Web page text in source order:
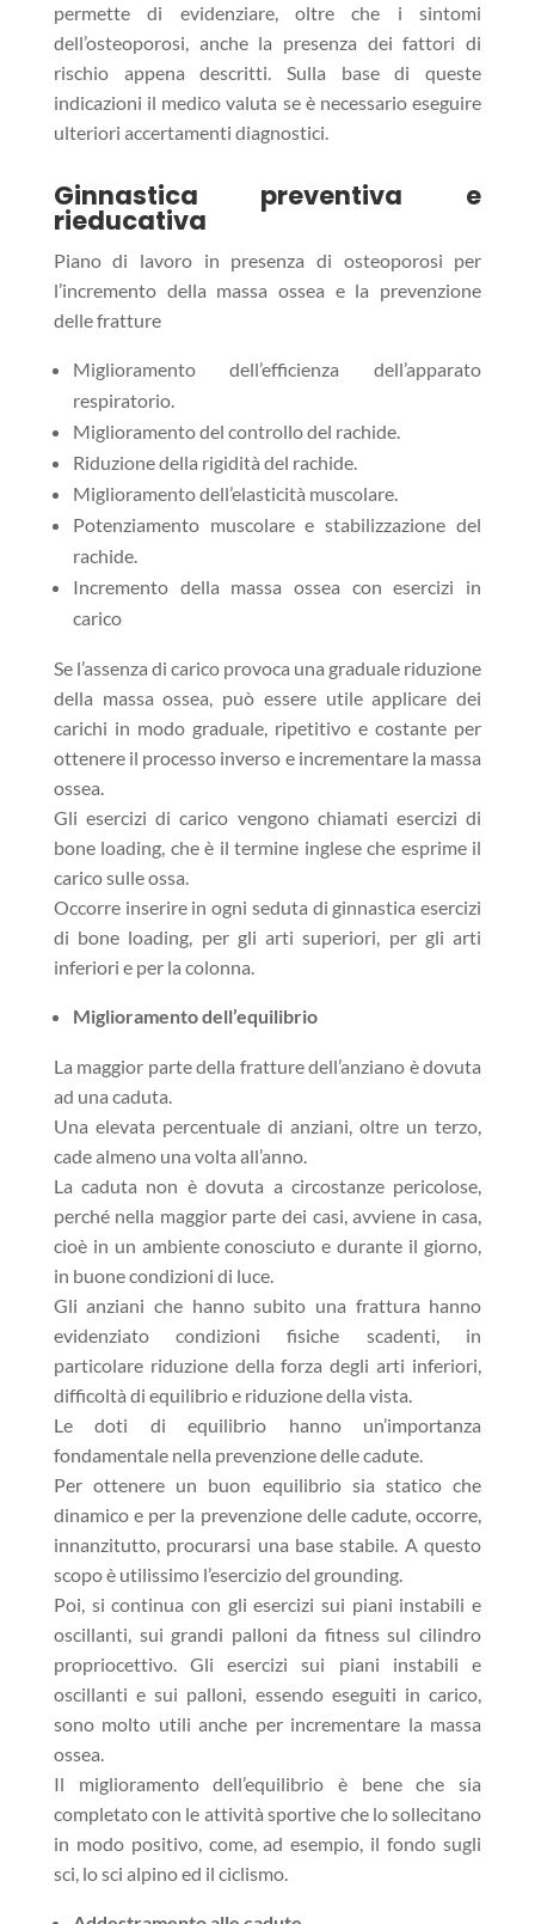
permette di evidenziare, oltre che i sintomi
dell’osteoporosi, anche la presenza dei fattori di
rischio appena descritti. Sulla base di queste
indicazioni il medico valuta se è necessario eseguire
ulteriori accertamenti diagnostici.
Ginnastica preventiva e
rieducativa
Piano di lavoro in presenza di osteoporosi per
l’incremento della massa ossea e la prevenzione
delle fratture
Miglioramento dell’efficienza dell’apparato
respiratorio.
Miglioramento del controllo del rachide.
Riduzione della rigidità del rachide.
Miglioramento dell’elasticità muscolare.
Potenziamento muscolare e stabilizzazione del
rachide.
Incremento della massa ossea con esercizi in
carico
Se l’assenza di carico provoca una graduale riduzione
della massa ossea, può essere utile applicare dei
carichi in modo graduale, ripetitivo e costante per
ottenere il processo inverso e incrementare la massa
ossea.
Gli esercizi di carico vengono chiamati esercizi di
bone loading, che è il termine inglese che esprime il
carico sulle ossa.
Occorre inserire in ogni seduta di ginnastica esercizi
di bone loading, per gli arti superiori, per gli arti
inferiori e per la colonna.
Miglioramento dell’equilibrio
La maggior parte della fratture dell’anziano è dovuta
ad una caduta.
Una elevata percentuale di anziani, oltre un terzo,
cade almeno una volta all’anno.
La caduta non è dovuta a circostanze pericolose,
perché nella maggior parte dei casi, avviene in casa,
cioè in un ambiente conosciuto e durante il giorno,
in buone condizioni di luce.
Gli anziani che hanno subito una frattura hanno
evidenziato condizioni fisiche scadenti, in
particolare riduzione della forza degli arti inferiori,
difficoltà di equilibrio e riduzione della vista.
Le doti di equilibrio hanno un’importanza
fondamentale nella prevenzione delle cadute.
Per ottenere un buon equilibrio sia statico che
dinamico e per la prevenzione delle cadute, occorre,
innanzitutto, procurarsi una base stabile. A questo
scopo è utilissimo l’esercizio del grounding.
Poi, si continua con gli esercizi sui piani instabili e
oscillanti, sui grandi palloni da fitness sul cilindro
propriocettivo. Gli esercizi sui piani instabili e
oscillanti e sui palloni, essendo eseguiti in carico,
sono molto utili anche per incrementare la massa
ossea.
Il miglioramento dell’equilibrio è bene che sia
completato con le attività sportive che lo sollecitano
in modo positivo, come, ad esempio, il fondo sugli
sci, lo sci alpino ed il ciclismo.